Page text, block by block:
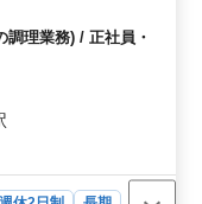
るため、長期的
通勤手当も実費
ありません。
新木場駅から徒
。また、車通勤
ます。完全週休
、年間休日も多
の休憩時間（210
＊昇給制度あり ＊
中 ＊60歳以上活
理業務) / 正社員・